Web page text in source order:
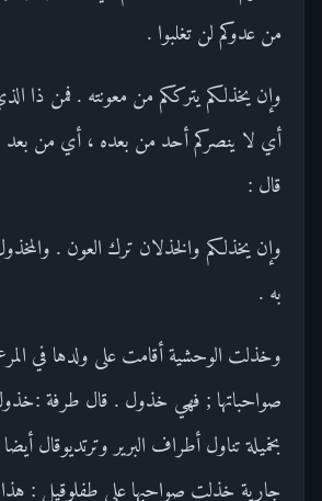
من عدوكم لن تغلبوا .
وإن يخذلكم يترككم من معونته . فمن ذا
أي لا ينصركم أحد من بعده ، أي من بعد
قال :
وإن يخذلكم والخذلان ترك العون .
به .
وخذلت الوحشية أقامت على ولدها في
صواحباتها ; فهي خذول . قال طرفة
بخميلة تناول أطراف البرير وترتديوقال
جارية خذلت صواحبها على طفلوقيل : هذا